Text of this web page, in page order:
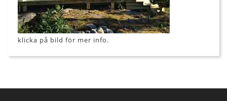
klicka på bild för mer info.